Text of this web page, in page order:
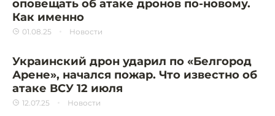
оповещать об атаке дронов по-новому.
Как именно
01.08.25 Новости
Украинский дрон ударил по «Белгород
Арене», начался пожар. Что известно об
атаке ВСУ 12 июля
12.07.25 Новости